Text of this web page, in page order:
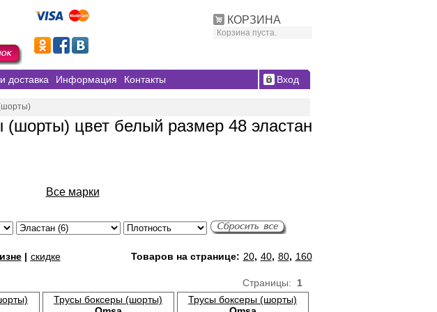
КОРЗИНА
Корзина пуста.
доставка Информация Контакты Вход
цвет белый размер 48 эластан
Все марки
| скидке Товаров на странице: 20, 40, 80, 160
Страницы: 1
Трусы боксеры (шорты)
Трусы боксеры (шорты)